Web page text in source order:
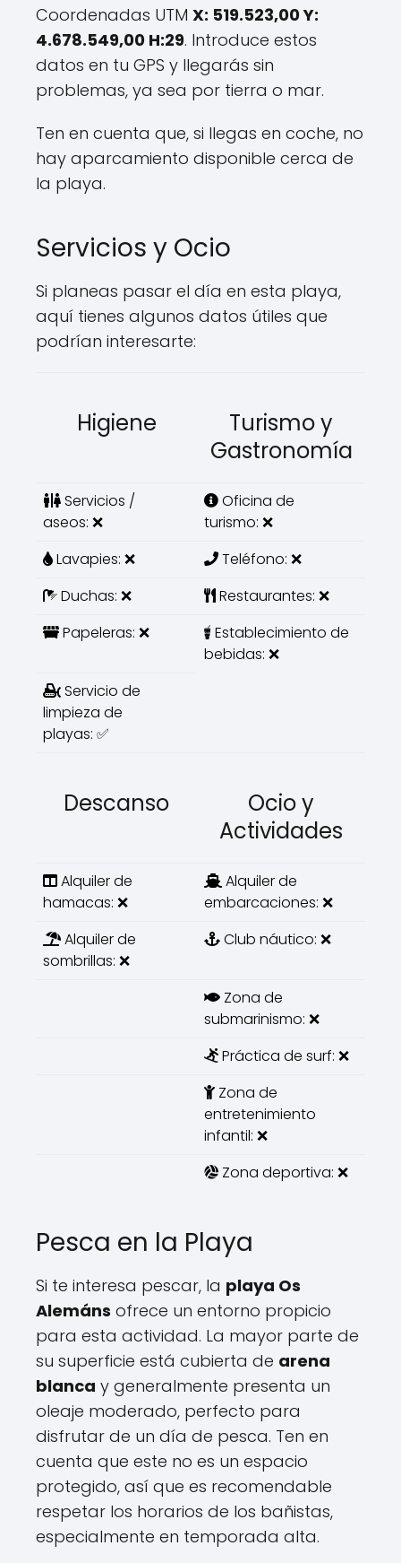
Coordenadas UTM X: 519.523,00 Y:
4.678.549,00 H:29. Introduce estos
datos en tu GPS y llegarás sin
problemas, ya sea por tierra o mar.
Ten en cuenta que, si llegas en coche, no
hay aparcamiento disponible cerca de
la playa.
Servicios y Ocio
Si planeas pasar el día en esta playa,
aquí tienes algunos datos útiles que
podrían interesarte:
Higiene
Turismo y
Gastronomía
Servicios /
aseos: ❌
Oficina de
turismo: ❌
Lavapies: ❌
Teléfono: ❌
Duchas: ❌
Restaurantes: ❌
Papeleras: ❌
Establecimiento de
bebidas: ❌
Servicio de
limpieza de
playas: ✅
Descanso
Ocio y
Actividades
Alquiler de
hamacas: ❌
Alquiler de
embarcaciones: ❌
Alquiler de
sombrillas: ❌
Club náutico: ❌
Zona de
submarinismo: ❌
Práctica de surf: ❌
Zona de
entretenimiento
infantil: ❌
Zona deportiva: ❌
Pesca en la Playa
Si te interesa pescar, la playa Os
Alemáns ofrece un entorno propicio
para esta actividad. La mayor parte de
su superficie está cubierta de arena
blanca y generalmente presenta un
oleaje moderado, perfecto para
disfrutar de un día de pesca. Ten en
cuenta que este no es un espacio
protegido, así que es recomendable
respetar los horarios de los bañistas,
especialmente en temporada alta.